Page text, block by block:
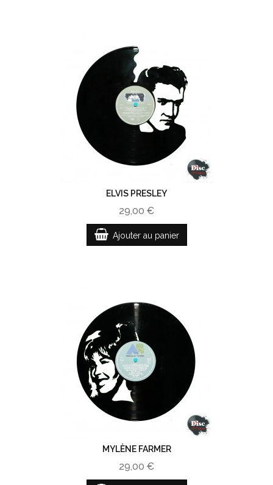
ELVIS PRESLEY
29,00 €
Ajouter au panier
MYLÈNE FARMER
29,00 €